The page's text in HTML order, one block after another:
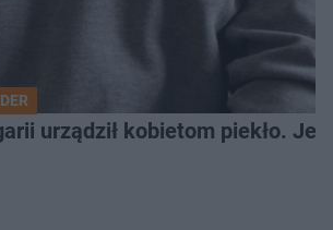
urządził kobietom piekło.